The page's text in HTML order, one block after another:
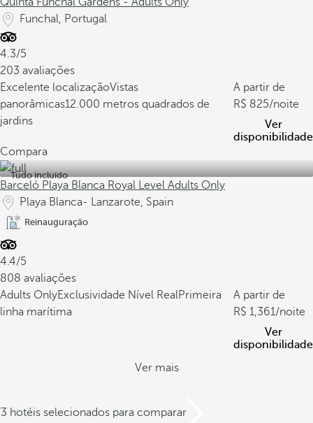
Funchal, Portugal
4.3/5
203 avaliações
Excelente localizaçãoVistas
panorâmicas12.000 metros quadrados de
jardins
A partir de
825/noite
Ver
disponibilidade
Compara
Tudo incluído
Barceló Playa Blanca Royal Level Adults Only
Playa Blanca- Lanzarote, Spain
Reinauguração
4.4/5
808 avaliações
Adults OnlyExclusividade Nível RealPrimeira
linha marítima
A partir de
1,361/noite
Ver
disponibilidade
Ver mais
hotéis selecionados para comparar